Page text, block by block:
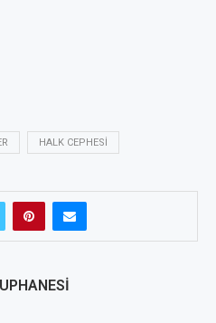
HALK CEPHESI